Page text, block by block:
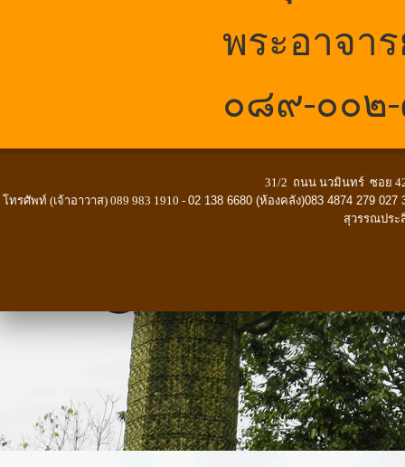
พระอาจา
๐๘๙-๐๐
31/2 ถนน นวมินทร์ ซอย
โทรศัพท์ (เจ้าอาวาส) 089 983 1910 - 02 138 6680 (ห้องคลัง)083 4874 279
สุวรรณประ